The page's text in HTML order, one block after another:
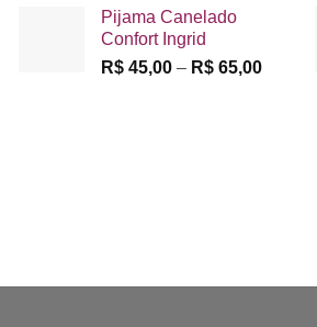
através
Pijama Canelado
Confort Ingrid
R$ 45,00 – R$ 65,00Faixa